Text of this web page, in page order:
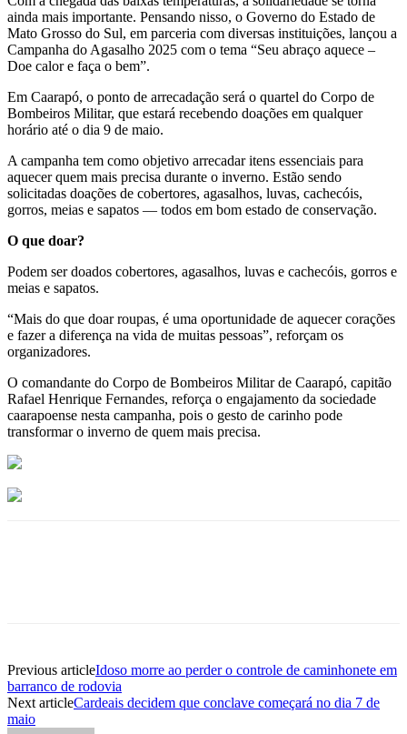
ainda mais importante. Pensando nisso, o Governo do Estado de
Mato Grosso do Sul, em parceria com diversas instituições, lançou a
Campanha do Agasalho 2025 com o tema “Seu abraço aquece –
Doe calor e faça o bem”.
Em Caarapó, o ponto de arrecadação será o quartel do Corpo de
Bombeiros Militar, que estará recebendo doações em qualquer
horário até o dia 9 de maio.
A campanha tem como objetivo arrecadar itens essenciais para
aquecer quem mais precisa durante o inverno. Estão sendo
solicitadas doações de cobertores, agasalhos, luvas, cachecóis,
gorros, meias e sapatos — todos em bom estado de conservação.
O que doar?
Podem ser doados cobertores, agasalhos, luvas e cachecóis, gorros e
meias e sapatos.
“Mais do que doar roupas, é uma oportunidade de aquecer corações
e fazer a diferença na vida de muitas pessoas”, reforçam os
organizadores.
O comandante do Corpo de Bombeiros Militar de Caarapó, capitão
Rafael Henrique Fernandes, reforça o engajamento da sociedade
caarapoense nesta campanha, pois o gesto de carinho pode
transformar o inverno de quem mais precisa.
Previous articleIdoso morre ao perder o controle de caminhonete em
barranco de rodovia
Next articleCardeais decidem que conclave começará no dia 7 de
maio